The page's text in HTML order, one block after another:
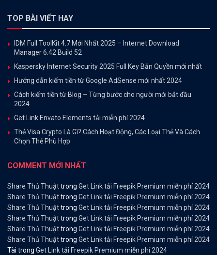
TOP BÀI VIẾT HAY
IDM Full ToolKit 4.7 Mới Nhất 2025 – Internet Download
Manager 6.42 Build 52
Kaspersky Internet Security 2025 Full Key Bản Quyền mới nhất
Hướng dẫn kiếm tiền từ Google AdSense mới nhất 2024
Cách kiếm tiền từ Blog – Từng bước cho người mới bắt đầu
2024
Get Link Envato Elements tải miễn phí 2024
Thẻ Visa Crypto Là Gì? Cách Hoạt Động, Các Loại Thẻ Và Cách
Chọn Thẻ Phù Hợp
COMMENT MỚI NHẤT
Share Thủ Thuậttrong Get Link tải Freepik Premium miễn phí 2024
Share Thủ Thuậttrong Get Link tải Freepik Premium miễn phí 2024
Share Thủ Thuậttrong Get Link tải Freepik Premium miễn phí 2024
Share Thủ Thuậttrong Get Link tải Freepik Premium miễn phí 2024
Share Thủ Thuậttrong Get Link tải Freepik Premium miễn phí 2024
Share Thủ Thuậttrong Get Link tải Freepik Premium miễn phí 2024
Tài trong Get Link tải Freepik Premium miễn phí 2024